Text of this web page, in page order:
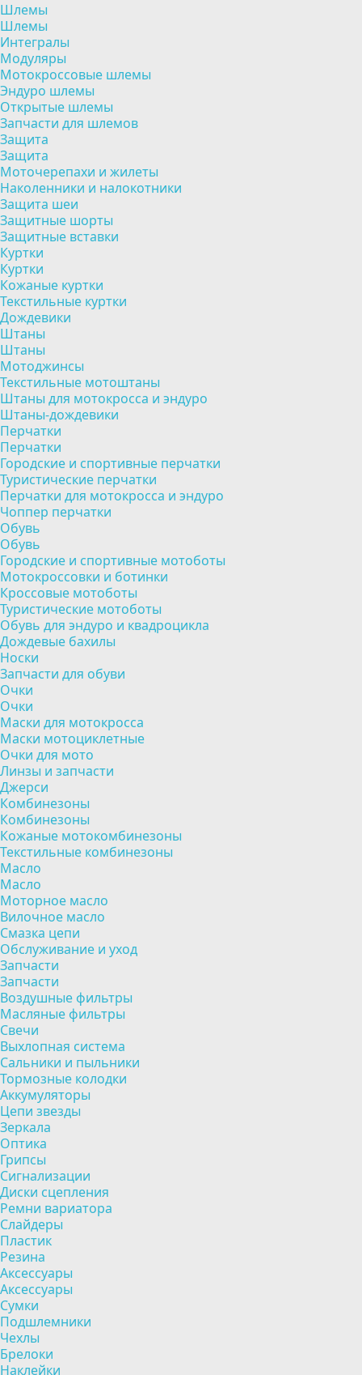
Шлемы
Шлемы
Интегралы
Модуляры
Мотокроссовые шлемы
Эндуро шлемы
Открытые шлемы
Запчасти для шлемов
Защита
Защита
Моточерепахи и жилеты
Наколенники и налокотники
Защита шеи
Защитные шорты
Защитные вставки
Куртки
Куртки
Кожаные куртки
Текстильные куртки
Дождевики
Штаны
Штаны
Мотоджинсы
Текстильные мотоштаны
Штаны для мотокросса и эндуро
Штаны-дождевики
Перчатки
Перчатки
Городские и спортивные перчатки
Туристические перчатки
Перчатки для мотокросса и эндуро
Чоппер перчатки
Обувь
Обувь
Городские и спортивные мотоботы
Мотокроссовки и ботинки
Кроссовые мотоботы
Туристические мотоботы
Обувь для эндуро и квадроцикла
Дождевые бахилы
Носки
Запчасти для обуви
Очки
Очки
Маски для мотокросса
Маски мотоциклетные
Очки для мото
Линзы и запчасти
Джерси
Комбинезоны
Комбинезоны
Кожаные мотокомбинезоны
Текстильные комбинезоны
Масло
Масло
Моторное масло
Вилочное масло
Смазка цепи
Обслуживание и уход
Запчасти
Запчасти
Воздушные фильтры
Масляные фильтры
Свечи
Выхлопная система
Сальники и пыльники
Тормозные колодки
Аккумуляторы
Цепи звезды
Зеркала
Оптика
Грипсы
Сигнализации
Диски сцепления
Ремни вариатора
Слайдеры
Пластик
Резина
Аксессуары
Аксессуары
Сумки
Подшлемники
Чехлы
Брелоки
Наклейки